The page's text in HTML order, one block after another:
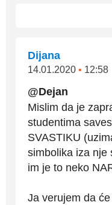
Dijana
14.01.2020 • 12:58
@Dejan
Mislim da je
studentima
SVASTIKU
simbolika iza nje
im je to neko
Ja verujem da